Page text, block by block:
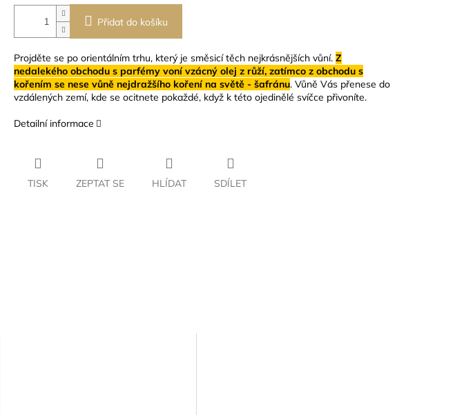
Přidat do košíku
Projděte se po orientálním trhu, který je směsicí těch nejkrásnějších vůní. Z
nedalekého obchodu s parfémy voní vzácný olej z růží, zatímco z obchodu s
kořením se nese vůně nejdražšího koření na světě - šafránu. Vůně Vás přenese do
vzdálených zemí, kde se ocitnete pokaždé, když k této ojedinělé svíčce přivoníte.
Detailní informace
TISK ZEPTAT SE HLÍDAT SDÍLET